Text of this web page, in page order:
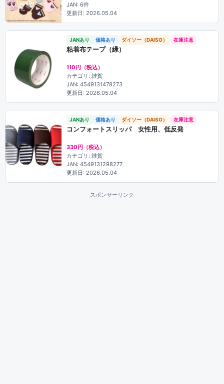
JAN: 6件
更新日: 2026.05.04
JANあり 価格あり ダイソー（DAISO） 在庫注意
粘着布テープ（緑）
110円（税込）
カテゴリ: 雑貨
JAN: 4549131478273
更新日: 2026.05.04
JANあり 価格あり ダイソー（DAISO） 在庫注意
コンフォートスリッパ 女性用、低反発
330円（税込）
カテゴリ: 雑貨
JAN: 4549131298277
更新日: 2026.05.04
スポンサーリンク